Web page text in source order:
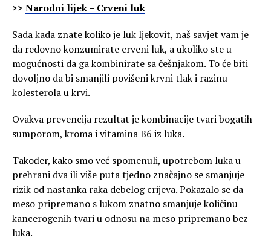
>> Narodni lijek – Crveni luk
Sada kada znate koliko je luk ljekovit, naš savjet vam je
da redovno konzumirate crveni luk, a ukoliko ste u
mogućnosti da ga kombinirate sa češnjakom. To će biti
dovoljno da bi smanjili povišeni krvni tlak i razinu
kolesterola u krvi.
Ovakva prevencija rezultat je kombinacije tvari bogatih
sumporom, kroma i vitamina B6 iz luka.
Također, kako smo već spomenuli, upotrebom luka u
prehrani dva ili više puta tjedno značajno se smanjuje
rizik od nastanka raka debelog crijeva. Pokazalo se da
meso pripremano s lukom znatno smanjuje količinu
kancerogenih tvari u odnosu na meso pripremano bez
luka.